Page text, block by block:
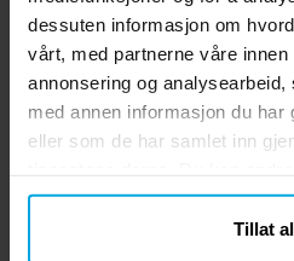
dessuten informasjon om
vårt, med partnerne våre innen
annonsering og
med annen informasjon du har
eller som de har samlet inn
helst.
Tillat
Andre